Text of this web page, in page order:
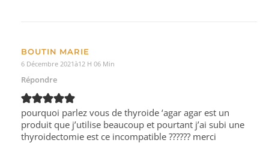
BOUTIN MARIE
6 Décembre 2021à12 H 06 Min
Répondre
pourquoi parlez vous de thyroide ‘agar agar est un
produit que j’utilise beaucoup et pourtant j’ai subi une
thyroidectomie est ce incompatible ?????? merci